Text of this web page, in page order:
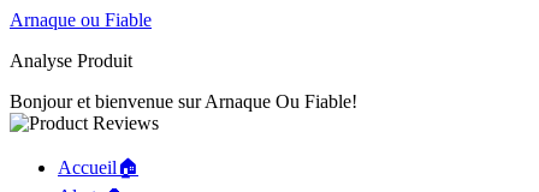
Arnaque ou Fiable
Analyse Produit
Bonjour et bienvenue sur Arnaque Ou Fiable!
Accueil🏠︎